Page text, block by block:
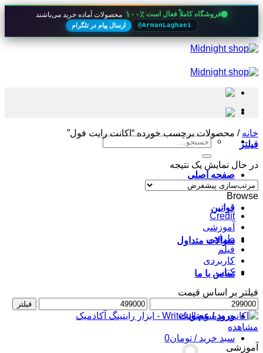
فروشگاه کاملاً فعال است ۱۰۰٪ محصولات آماده خرید می‌باشند
@ArmanLaghaei ارسال پیام در تلگرام
Skip
to
جستجو
صفحه اصلی
قوانین
سوالات متداول
تماس با ما
ورود / عضویت
سبد خرید / تومان0
خانه / محصولات برچسب خورده “اکانت رایت فول”
فیلتر
در حال نمایش یک نتیجه
Browse
Credit
آموزشی
طراحی
فیلم
کاربردی
کتاب
فیلتر بر اساس قیمت
حداقل
قیمت
حداکثر
قیمت
فیلتر
مشاهده
آموزشی